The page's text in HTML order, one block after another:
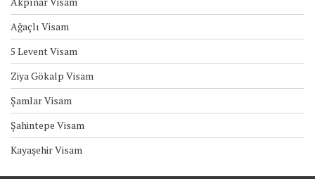
Ağaçlı Visam
5 Levent Visam
Ziya Gökalp Visam
Şamlar Visam
Şahintepe Visam
Kayaşehir Visam